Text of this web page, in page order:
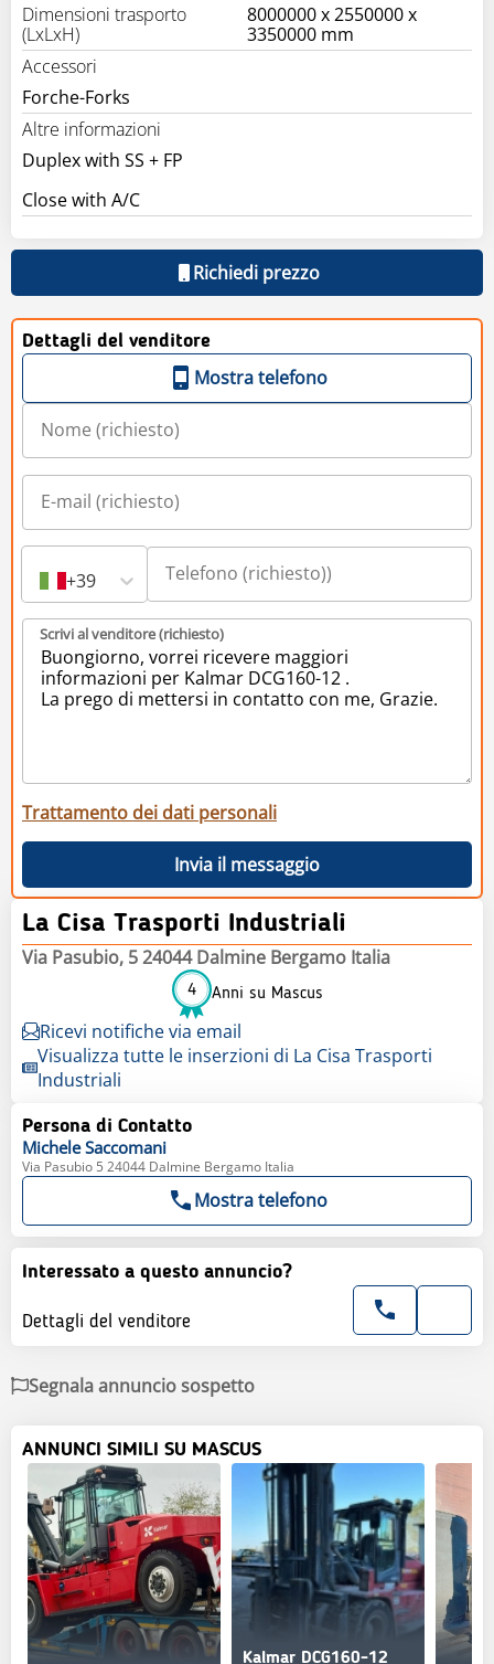
Dimensioni trasporto
(LxLxH)
8000000 x 2550000 x
3350000 mm
Accessori
Forche-Forks
Altre informazioni
Duplex with SS + FP
Close with A/C
Richiedi prezzo
Dettagli del venditore
Mostra telefono
+39
Scrivi al venditore (richiesto)
Trattamento dei dati personali
Invia il messaggio
La Cisa Trasporti Industriali
Via Pasubio, 5 24044 Dalmine Bergamo Italia
4 Anni su Mascus
Ricevi notifiche via email
Visualizza tutte le inserzioni di La Cisa Trasporti
Industriali
Persona di Contatto
Michele Saccomani
Via Pasubio 5 24044 Dalmine Bergamo Italia
Mostra telefono
Interessato a questo annuncio?
Dettagli del venditore
Segnala annuncio sospetto
ANNUNCI SIMILI SU MASCUS
Kalmar DCG160-12